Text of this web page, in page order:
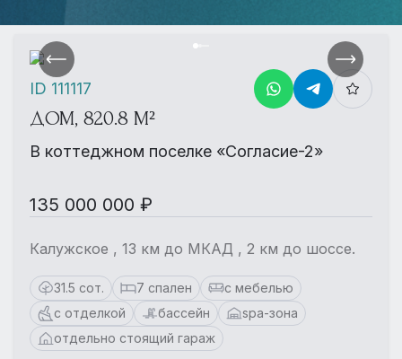
ДОМ, 820.8 М²
В коттеджном поселке «Согласие-2»
135 000 000 ₽
Калужское , 13 км до МКАД , 2 км до шоссе.
31.5 сот. 7 спален
с мебелью
с отделкой
бассейн
spa-зона
отдельно стоящий гараж
ID 111117